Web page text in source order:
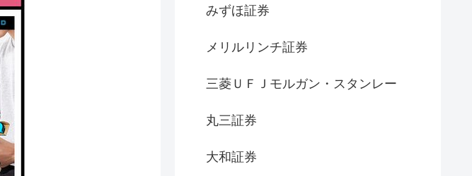
みずほ証券
メリルリンチ証券
三菱ＵＦＪモルガン・スタンレー
丸三証券
大和証券